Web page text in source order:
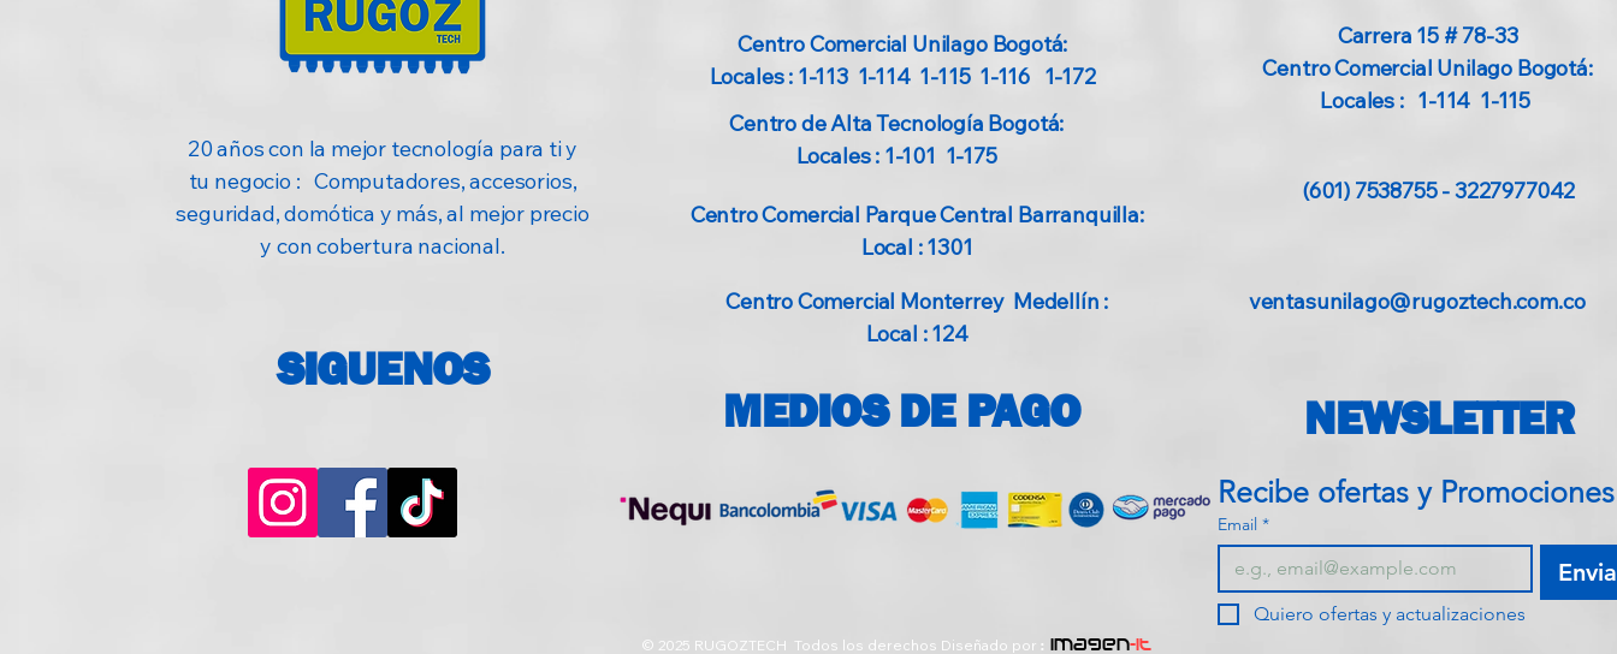
20 años con la mejor tecnología para ti y
tu negocio : Computadores, accesorios,
seguridad, domótica y más, al mejor precio
y con cobertura nacional.
SIGUENOS
Centro Comercial Unilago Bogotá:
Locales : 1-113 1-114 1-115 1-116 1-172
Centro de Alta Tecnología Bogotá:
Locales : 1-101 1-175
Centro Comercial Parque Central Barranquilla:
Local : 1301
Centro Comercial Monterrey Medellín :
Local : 124
MEDIOS DE PAGO
© 2025 RUGOZTECH Todos los derechos Diseñado por : imagen-IT
Carrera 15 # 78-33
Centro Comercial Unilago Bogotá:
Locales : 1-114 1-115
(601) 7538755 - 3227977042
ventasunilago@rugoztech.com.co
NEWSLETTER
Recibe
Email *
Quiero ofertas y actualizaciones